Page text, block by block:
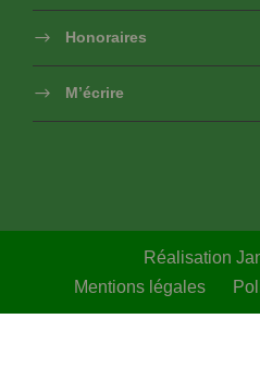
Honoraires
M’écrire
Réalisation
Mentions légales